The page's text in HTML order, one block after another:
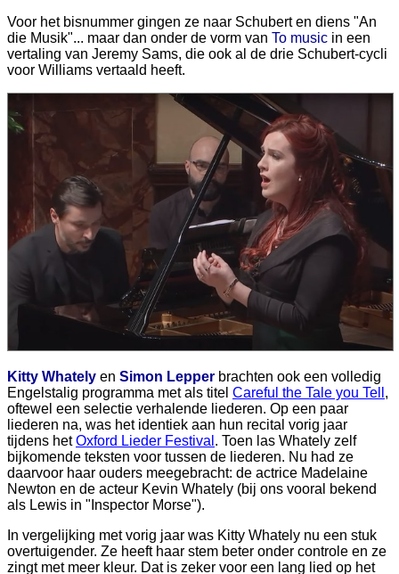
Voor het bisnummer gingen ze naar Schubert en diens "An
die Musik"... maar dan onder de vorm van To music in een
vertaling van Jeremy Sams, die ook al de drie Schubert-cycli
voor Williams vertaald heeft.
Kitty Whately en Simon Lepper brachten ook een volledig
Engelstalig programma met als titel Careful the Tale you Tell ,
oftewel een selectie verhalende liederen. Op een paar
liederen na, was het identiek aan hun recital vorig jaar
tijdens hetOxford Lieder Festival . Toen las Whately zelf
bijkomende teksten voor tussen de liederen. Nu had ze
daarvoor haar ouders meegebracht: de actrice Madelaine
Newton en de acteur Kevin Whately (bij ons vooral bekend
als Lewis in "Inspector Morse").
In vergelijking met vorig jaar was Kitty Whately nu een stuk
overtuigender. Ze heeft haar stem beter onder controle en ze
zingt met meer kleur. Dat is zeker voor een lang lied op het